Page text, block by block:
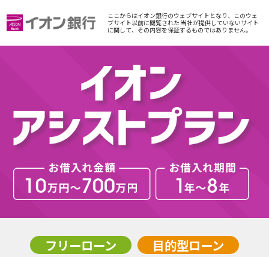
ここからはイオン銀行のウェブサイトとなり、このウェ
ブサイト以前に閲覧された 当社が提供していないサイト
に関して、その内容を保証するものではありません。
フリーローン 目的型ローン